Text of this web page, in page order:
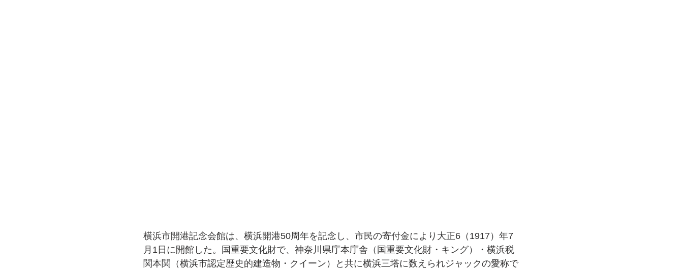
横浜市開港記念会館は、横浜開港50周年を記念し、市民の寄付金により大正6（1917）年7
月1日に開館した。国重要文化財で、神奈川県庁本庁舎（国重要文化財・キング）・横浜税
関本関（横浜市認定歴史的建造物・クイーン）と共に横浜三塔に数えられジャックの愛称で